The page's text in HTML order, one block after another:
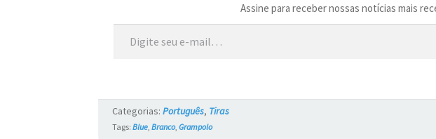
Assine para receber nossas notícias mais
Digite seu e-mail…
Categorias:Português, Tiras
Tags:Blue ,Branco,Grampolo